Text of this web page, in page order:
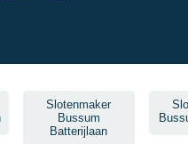
Slotenmaker
Bussum
Batterijlaan